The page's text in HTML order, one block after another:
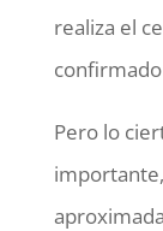
realiza el
Pero lo